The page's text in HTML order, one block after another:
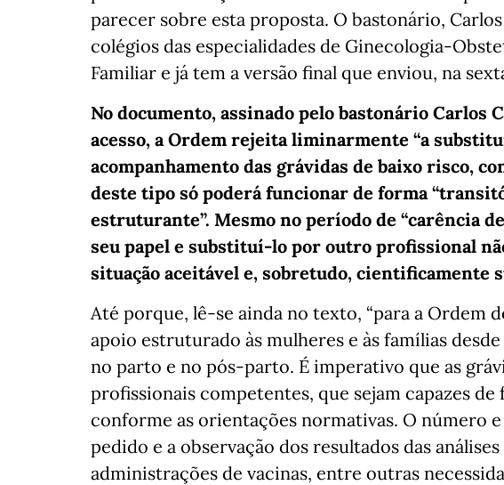
parecer sobre esta proposta. O bastonário,
colégios das especialidades de Ginecologia-
Familiar e já tem a versão final que enviou, na
No documento, assinado pelo bastonário Carlos
acesso, a Ordem rejeita liminarmente “a
acompanhamento das grávidas de baixo risco,
deste tipo só poderá funcionar de forma
estruturante”. Mesmo no período de “carência
seu papel e substituí-lo por outro profissional
situação aceitável e, sobretudo, cientificamente
Até porque, lê-se ainda no texto, “para a Ordem
apoio estruturado às mulheres e às famílias
no parto e no pós-parto. É imperativo que as
profissionais competentes, que sejam capazes
conforme as orientações normativas. O número
pedido e a observação dos resultados das análises
administrações de vacinas, entre outras